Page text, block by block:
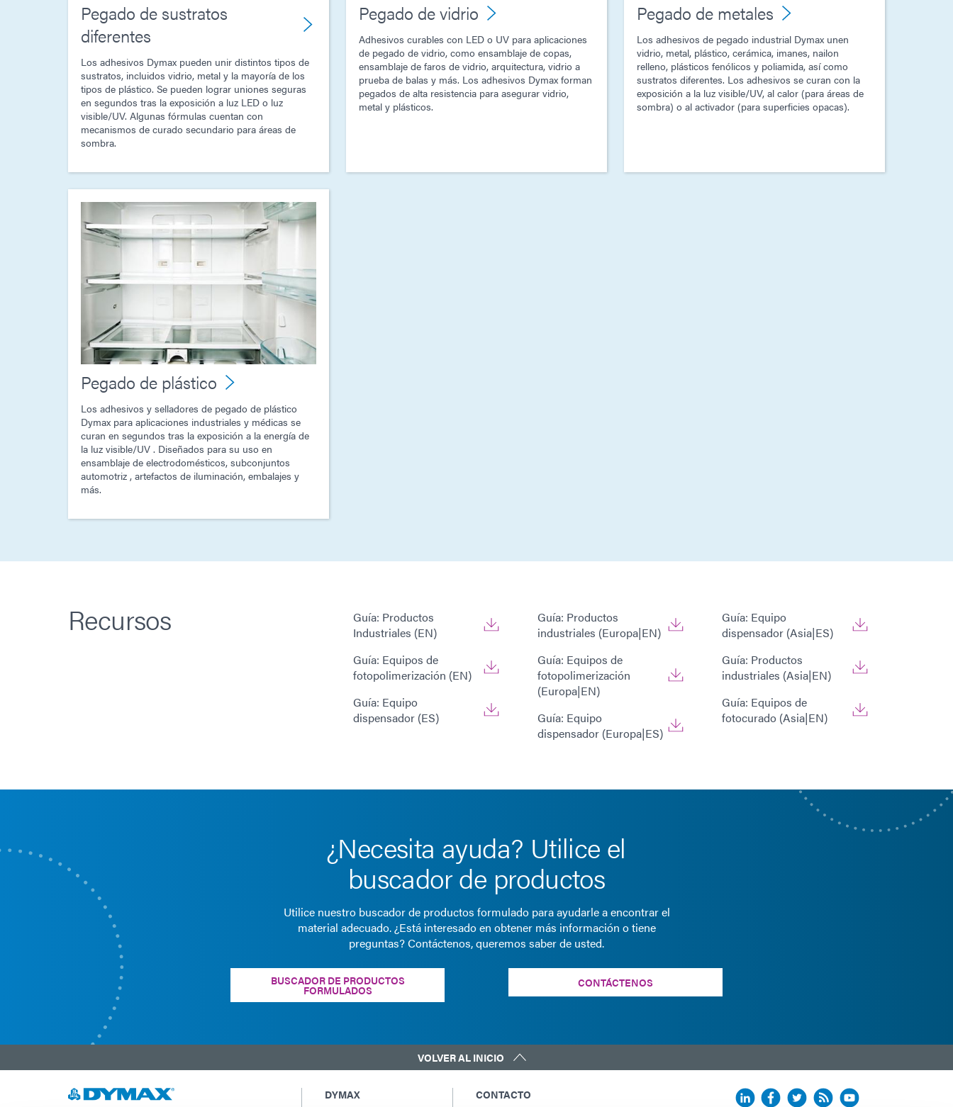
Pegado de sustratos
diferentes
Los adhesivos Dymax pueden unir distintos tipos de
sustratos, incluidos vidrio, metal y la mayoría de los
tipos de plástico. Se pueden lograr uniones seguras
en segundos tras la exposición a luz LED o luz
visible/UV. Algunas fórmulas cuentan con
mecanismos de curado secundario para áreas de
sombra.
Pegado de vidrio
Adhesivos curables con LED o UV para aplicaciones
de pegado de vidrio, como ensamblaje de copas,
ensamblaje de faros de vidrio, arquitectura, vidrio a
prueba de balas y más. Los adhesivos Dymax forman
pegados de alta resistencia para asegurar vidrio,
metal y plásticos.
Pegado de metales
Los adhesivos de pegado industrial Dymax unen
vidrio, metal, plástico, cerámica, imanes, nailon
relleno, plásticos fenólicos y poliamida, así como
sustratos diferentes. Los adhesivos se curan con la
exposición a la luz visible/UV, al calor (para áreas de
sombra) o al activador (para superficies opacas).
Pegado de plástico
Los adhesivos y selladores de pegado de plástico
Dymax para aplicaciones industriales y médicas se
curan en segundos tras la exposición a la energía de
la luz visible/UV . Diseñados para su uso en
ensamblaje de electrodomésticos, subconjuntos
automotriz , artefactos de iluminación, embalajes y
más.
Recursos
Guía: Productos
Industriales (EN)
Guía: Equipos de
fotopolimerización (EN)
Guía: Equipo
dispensador (ES)
Guía: Productos
industriales (Europa|EN)
Guía: Equipos de
fotopolimerización
(Europa|EN)
Guía: Equipo
dispensador (Europa|ES)
Guía: Equipo
dispensador (Asia|ES)
Guía: Productos
industriales (Asia|EN)
Guía: Equipos de
fotocurado (Asia|EN)
¿Necesita ayuda? Utilice el
buscador de productos
Utilice nuestro buscador de productos formulado para ayudarle a encontrar el
material adecuado. ¿Está interesado en obtener más información o tiene
preguntas? Contáctenos, queremos saber de usted.
BUSCADOR DE PRODUCTOS
FORMULADOS
CONTÁCTENOS
VOLVER AL INICIO
DYMAX CONTACTO